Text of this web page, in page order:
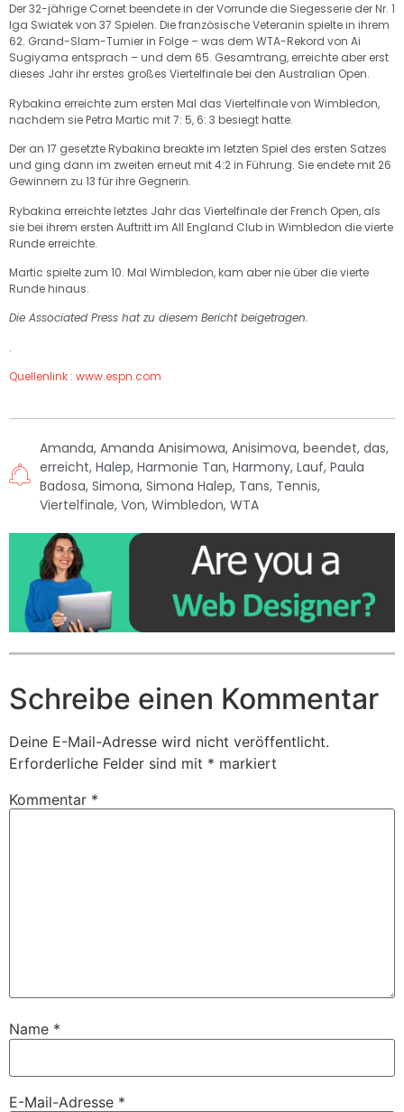
Der 32-jährige Cornet beendete in der Vorrunde die Siegesserie der Nr. 1
Iga Swiatek von 37 Spielen. Die französische Veteranin spielte in ihrem
62. Grand-Slam-Turnier in Folge – was dem WTA-Rekord von Ai
Sugiyama entsprach – und dem 65. Gesamtrang, erreichte aber erst
dieses Jahr ihr erstes großes Viertelfinale bei den Australian Open.
Rybakina erreichte zum ersten Mal das Viertelfinale von Wimbledon,
nachdem sie Petra Martic mit 7: 5, 6: 3 besiegt hatte.
Der an 17 gesetzte Rybakina breakte im letzten Spiel des ersten Satzes
und ging dann im zweiten erneut mit 4:2 in Führung. Sie endete mit 26
Gewinnern zu 13 für ihre Gegnerin.
Rybakina erreichte letztes Jahr das Viertelfinale der French Open, als
sie bei ihrem ersten Auftritt im All England Club in Wimbledon die vierte
Runde erreichte.
Martic spielte zum 10. Mal Wimbledon, kam aber nie über die vierte
Runde hinaus.
Die Associated Press hat zu diesem Bericht beigetragen.
.
Quellenlink : www.espn.com
Amanda, Amanda Anisimowa, Anisimova, beendet, das,
erreicht, Halep, Harmonie Tan, Harmony, Lauf, Paula
Badosa, Simona, Simona Halep, Tans, Tennis,
Viertelfinale, Von, Wimbledon, WTA
Schreibe einen Kommentar
Deine E-Mail-Adresse wird nicht veröffentlicht.
Erforderliche Felder sind mit * markiert
Kommentar *
Name *
E-Mail-Adresse *